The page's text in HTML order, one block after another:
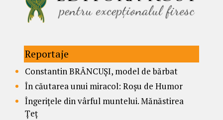
Reportaje
Constantin BRÂNCUȘI, model de bărbat
În căutarea unui miracol: Roșu de Humor
Îngerițele din vârful muntelui. Mănăstirea
Țeț